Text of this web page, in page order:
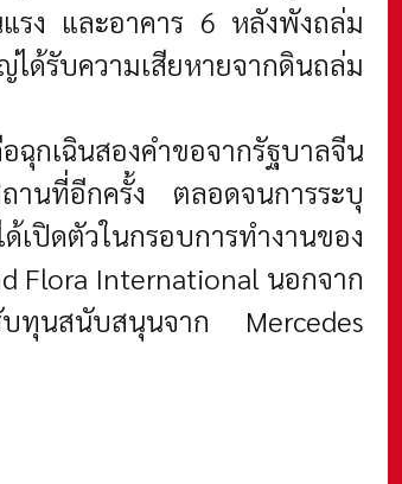
รง และอาคาร 6 หลังพังถล่ม
ด้รับความเสียหายจากดินถล่ม
กเฉินสองคำขอจากรัฐบาลจีน
ถานที่อีกครั้ง ตลอดจนการระบุ
ปิดตัวในกรอบการทำงานของ
Flora International นอกจาก
บทุนสนับสนุนจาก Mercedes